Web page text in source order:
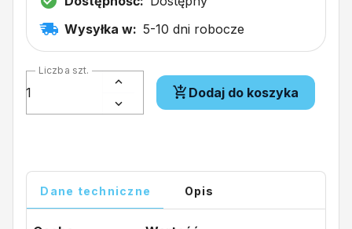
Wysyłka w: 5-10 dni robocze
Liczba szt.
Dodaj do koszyka
Dane techniczne Opis